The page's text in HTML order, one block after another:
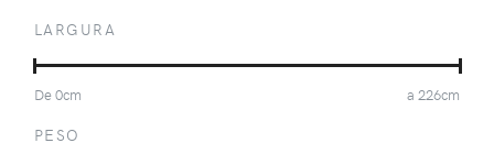
LARGURA
De0cm a 226cm
PESO